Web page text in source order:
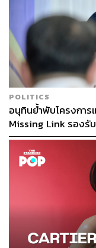
POLITICS
อนุทินย้ำพับโครงกา
Missing Link รองรั